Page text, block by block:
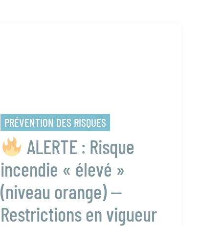
PRÉVENTION DES RISQUES
ALERTE : Risque
incendie « élevé »
(niveau orange) —
Restrictions en vigueur